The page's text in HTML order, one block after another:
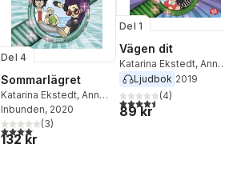
Del 4
Sommarlägret
Katarina Ekstedt, Anna
Winberg
Inbunden, 2020
4,0utav 5 stjärnor. Totalt antal röster:
(3)
132 kr
Del 1
Vägen dit
Katarina Ekstedt, Anna
Winberg
Ljudbok 2019
4,5utav 5 stjärnor.
(4)
89 kr